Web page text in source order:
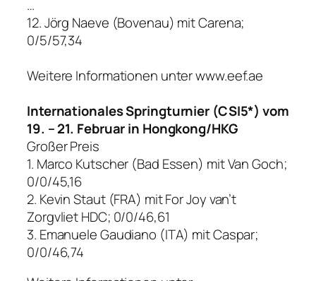
…
12. Jörg Naeve (Bovenau) mit Carena;
0/5/57,34
Weitere Informationen unter www.eef.ae
Internationales Springturnier (CSI5*) vom
19. – 21. Februar in Hongkong/HKG
Großer Preis
1. Marco Kutscher (Bad Essen) mit Van Goch;
0/0/45,16
2. Kevin Staut (FRA) mit For Joy van’t
Zorgvliet HDC; 0/0/46,61
3. Emanuele Gaudiano (ITA) mit Caspar;
0/0/46,74